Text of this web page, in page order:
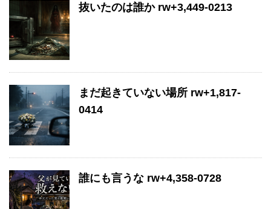
抜いたのは誰か rw+3,449-0213
まだ起きていない場所 rw+1,817-
0414
誰にも言うな rw+4,358-0728